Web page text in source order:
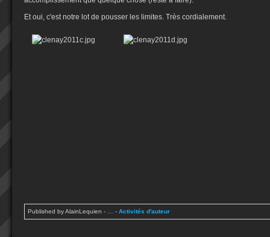
Et oui, c'est notre lot de pousser les limites. Très cordialement.
Published by AlainLequien - - Activités d'auteur